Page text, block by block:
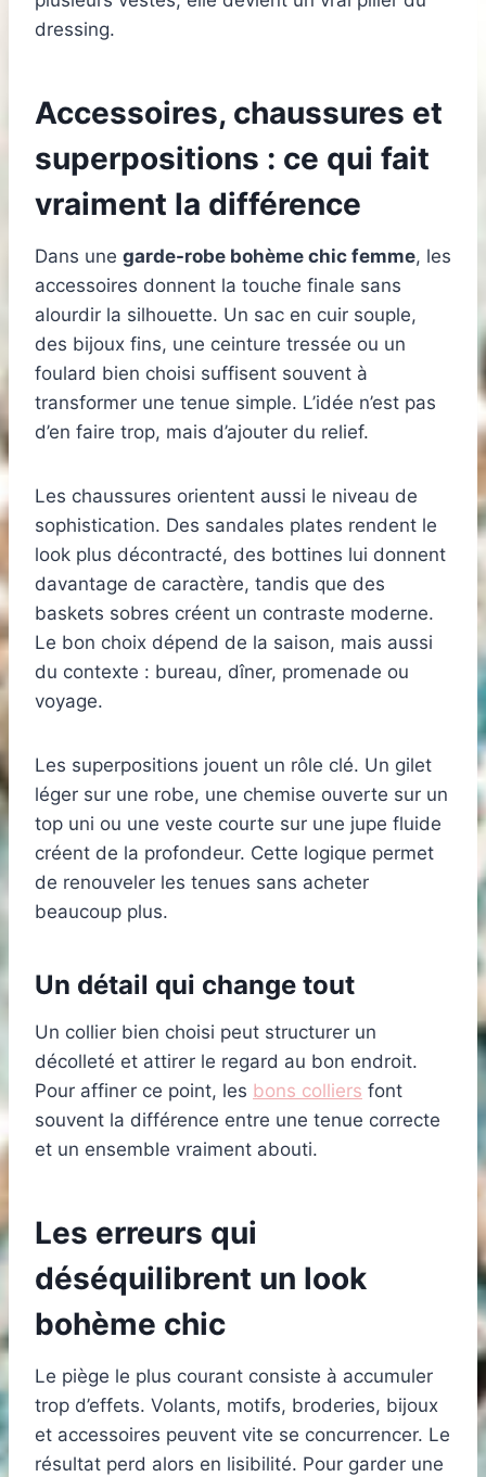
dressing.
Accessoires, chaussures et
superpositions : ce qui fait
vraiment la différence
Dans une garde-robe bohème chic femme, les
accessoires donnent la touche finale sans
alourdir la silhouette. Un sac en cuir souple,
des bijoux fins, une ceinture tressée ou un
foulard bien choisi suffisent souvent à
transformer une tenue simple. L’idée n’est pas
d’en faire trop, mais d’ajouter du relief.
Les chaussures orientent aussi le niveau de
sophistication. Des sandales plates rendent le
look plus décontracté, des bottines lui donnent
davantage de caractère, tandis que des
baskets sobres créent un contraste moderne.
Le bon choix dépend de la saison, mais aussi
du contexte : bureau, dîner, promenade ou
voyage.
Les superpositions jouent un rôle clé. Un gilet
léger sur une robe, une chemise ouverte sur un
top uni ou une veste courte sur une jupe fluide
créent de la profondeur. Cette logique permet
de renouveler les tenues sans acheter
beaucoup plus.
Un détail qui change tout
Un collier bien choisi peut structurer un
décolleté et attirer le regard au bon endroit.
Pour affiner ce point, les bons colliers font
souvent la différence entre une tenue correcte
et un ensemble vraiment abouti.
Les erreurs qui
déséquilibrent un look
bohème chic
Le piège le plus courant consiste à accumuler
trop d’effets. Volants, motifs, broderies, bijoux
et accessoires peuvent vite se concurrencer. Le
résultat perd alors en lisibilité. Pour garder une